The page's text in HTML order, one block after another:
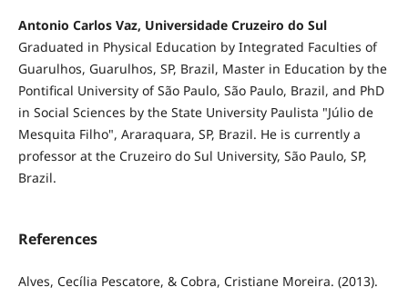
Antonio Carlos Vaz, Universidade Cruzeiro do Sul
Graduated in Physical Education by Integrated Faculties of
Guarulhos, Guarulhos, SP, Brazil, Master in Education by the
Pontifical University of São Paulo, São Paulo, Brazil, and PhD
in Social Sciences by the State University Paulista "Júlio de
Mesquita Filho", Araraquara, SP, Brazil. He is currently a
professor at the Cruzeiro do Sul University, São Paulo, SP,
Brazil.
References
Alves, Cecília Pescatore, & Cobra, Cristiane Moreira. (2013).